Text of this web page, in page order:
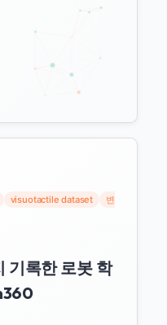
visuotactile dataset 변형 물체
기록한 로봇 학